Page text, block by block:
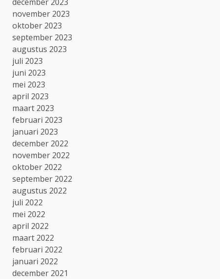
november 2023
oktober 2023
september 2023
augustus 2023
juli 2023
juni 2023
mei 2023
april 2023
maart 2023
februari 2023
januari 2023
december 2022
november 2022
oktober 2022
september 2022
augustus 2022
juli 2022
mei 2022
april 2022
maart 2022
februari 2022
januari 2022
december 2021